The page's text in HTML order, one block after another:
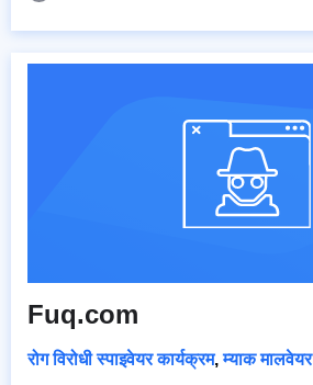
Fuq.com
रोग विरोधी स्पाइवेयर कार्यक्रम,म्याक मालवेयर